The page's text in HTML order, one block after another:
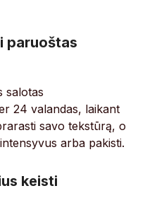
paruoštas
salotas
24 valandas, laikant
savo tekstūrą, o
arba pakisti.
keisti